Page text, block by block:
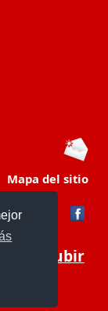
Mapa del sitio
Subir